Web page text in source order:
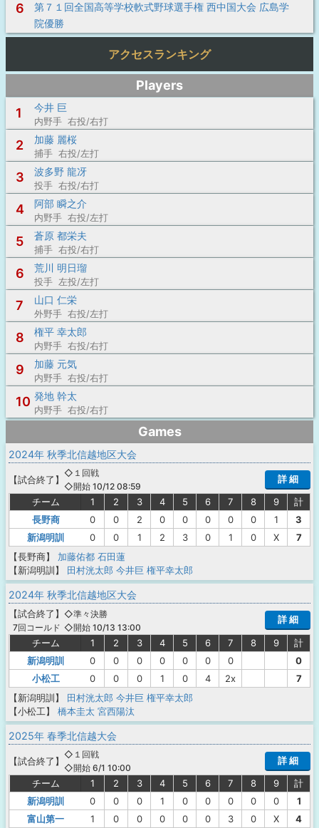
6
第７１回全国高等学校軟式野球選手権 西中国大会 広島学
院優勝
アクセスランキング
Players
1
今井 巨
内野手 右投/右打
2 加藤 麗桜
捕手 右投/左打
3 波多野 龍冴
投手 右投/右打
4 阿部 瞬之介
内野手 右投/左打
5 蒼原 都栄夫
捕手 右投/右打
6 荒川 明日瑠
投手 左投/左打
7 山口 仁栄
外野手 右投/左打
8 権平 幸太郎
内野手 右投/右打
9 加藤 元気
内野手 右投/右打
10 発地 幹太
内野手 右投/右打
Games
2024年 秋季北信越地区大会
【試合終了 】
◇１回戦
◇開始 10/12 08:59
詳 細
チーム 1 2 3 4 5 6 7 8 9
計
長野商
0 0 2 0 0 0 0 0 1
3
新潟明訓
0 0 1 2 3 0 1 0 X
7
【長野商】
加藤佑都 石田蓮
【新潟明訓】
田村洸太郎 今井巨 権平幸太郎
2024年 秋季北信越地区大会
【試合終了 】
7回コールド
◇準々決勝
◇開始 10/13 13:00
詳 細
チーム 1 2 3 4 5 6 7 8 9
計
新潟明訓
0 0 0 0 0 0 0
0
小松工
0 0 0 1 0 4 2x
7
【新潟明訓】
田村洸太郎 今井巨 権平幸太郎
【小松工】
橋本圭太 宮西陽汰
2025年 春季北信越大会
【試合終了 】
◇１回戦
◇開始 6/1 10:00
詳 細
チーム 1 2 3 4 5 6 7 8 9
計
新潟明訓
0 0 0 1 0 0 0 0 0
1
富山第一
1 0 0 0 0 0 3 0 X 4